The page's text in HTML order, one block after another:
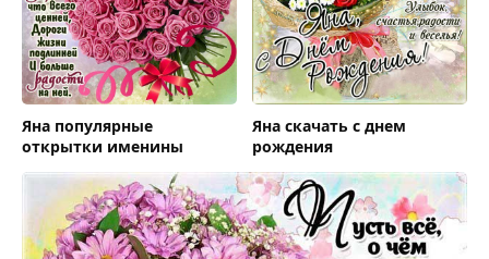
Яна популярные
открытки именины
Яна скачать с днем
рождения